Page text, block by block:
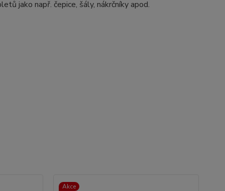
jako např. čepice, šály, nákrčníky apod.
Akce